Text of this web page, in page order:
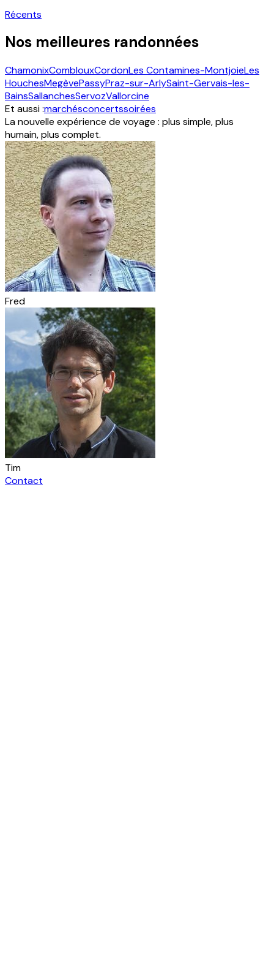
Récents
Nos meilleures randonnées
ChamonixComblouxCordonLes Contamines-MontjoieLes
HouchesMegèvePassyPraz-sur-ArlySaint-Gervais-les-
BainsSallanchesServozVallorcine
Et aussi :marchésconcertssoirées
La nouvelle expérience de voyage : plus simple, plus
humain, plus complet.
Fred
Tim
Contact